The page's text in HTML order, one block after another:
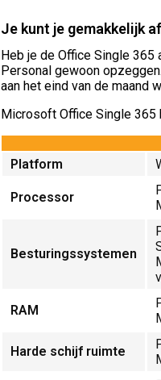
Je kunt je gemakkelijk
Heb je de Office Single 365
Personal gewoon
aan het eind van de maand
Microsoft Office Single 365
Platform
Processor
Besturingssystemen
RAM
Harde schijf ruimte